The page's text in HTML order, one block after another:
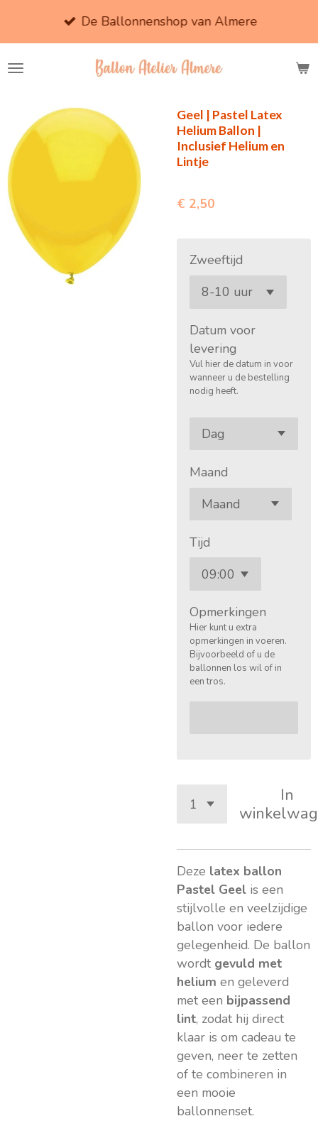
de
De Ballonnenshop van Almere
Geel | Pastel Latex
Helium Ballon |
Inclusief Helium en
Lintje
€ 2,50
Zweeftijd
Datum voor
levering
Vul hier de datum in voor
wanneer u de bestelling
nodig heeft.
Maand
Tijd
Opmerkingen
Hier kunt u extra
opmerkingen in voeren.
Bijvoorbeeld of u de
ballonnen los wil of in
een tros.
In
Deze latex ballon
Pastel Geel is een
stijlvolle en veelzijdige
ballon voor iedere
gelegenheid. De ballon
wordt gevuld met
helium en geleverd
met een bijpassend
lint, zodat hij direct
klaar is om cadeau te
geven, neer te zetten
of te combineren in
een mooie
ballonnenset.